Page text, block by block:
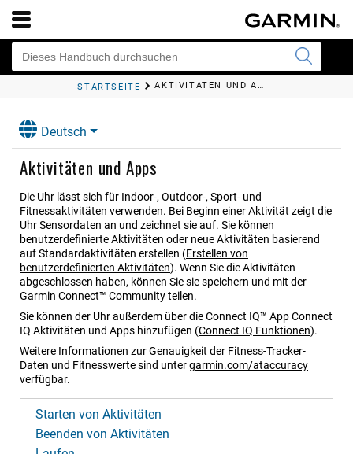
STARTSEITE AKTIVITÄTEN UND APPS
Deutsch
Aktivitäten und Apps
Die Uhr lässt sich für Indoor-, Outdoor-, Sport- und
Fitnessaktivitäten verwenden. Bei Beginn einer Aktivität zeigt die
Uhr Sensordaten an und zeichnet sie auf. Sie können
benutzerdefinierte Aktivitäten oder neue Aktivitäten basierend
auf Standardaktivitäten erstellen (Erstellen von
benutzerdefinierten Aktivitäten). Wenn Sie die Aktivitäten
abgeschlossen haben, können Sie sie speichern und mit der
Garmin Connect™ Community teilen.
Sie können der Uhr außerdem über die Connect IQ™ App Connect
IQ Aktivitäten und Apps hinzufügen (Connect IQ Funktionen).
Weitere Informationen zur Genauigkeit der Fitness-Tracker-
Daten und Fitnesswerte sind untergarmin.com/ataccuracy
verfügbar.
Starten von Aktivitäten
Beenden von Aktivitäten